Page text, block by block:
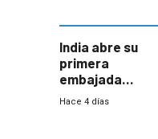
India abre su
primera
embajada
residente en
Hace 4 días